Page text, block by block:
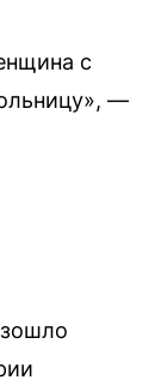
с
—